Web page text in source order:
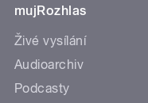
mujRozhlas
Živé vysílání
Audioarchiv
Podcasty